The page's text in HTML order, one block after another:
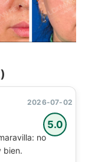
5.0
2026-07-02
no
bien.